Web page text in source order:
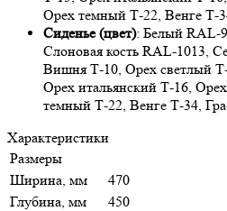
Орех темный Т-22, Венге Т-
Сиденье (цвет): Белый RAL-
Слоновая кость RAL-1013,
Вишня Т-10, Орех светлый
Орех итальянский Т-16,
темный Т-22, Венге Т-34,
Характеристики
Размеры
Ширина, мм
470
Глубина, мм
450